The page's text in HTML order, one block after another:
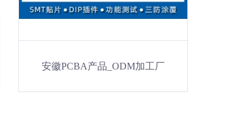
安徽PCBA产品_ODM加工厂